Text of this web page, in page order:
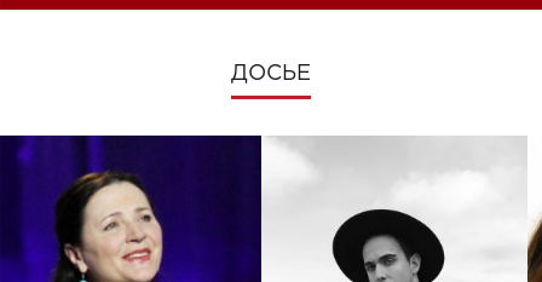
ДОСЬЕ